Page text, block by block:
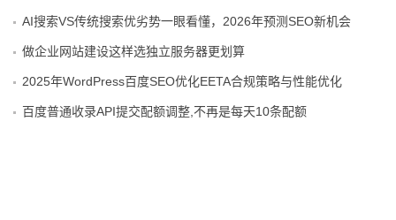
AI搜索VS传统搜索优劣势一眼看懂，2026年预测SEO新机会
做企业网站建设这样选独立服务器更划算
2025年WordPress百度SEO优化EETA合规策略与性能优化
百度普通收录API提交配额调整,不再是每天10条配额